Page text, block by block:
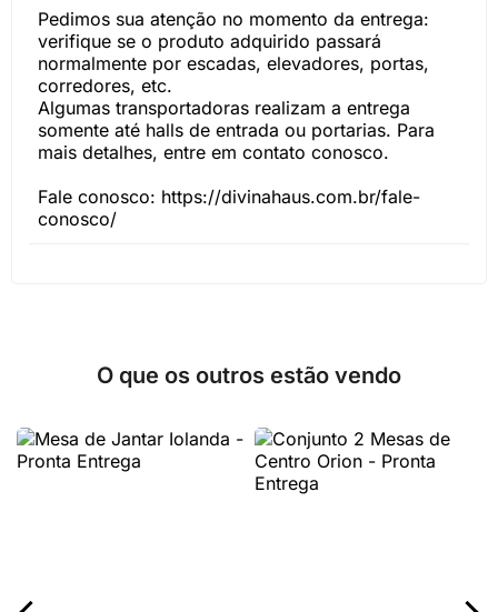
Pedimos sua atenção no momento da entrega:
verifique se o produto adquirido passará
normalmente por escadas, elevadores, portas,
corredores, etc.
Algumas transportadoras realizam a entrega
somente até halls de entrada ou portarias. Para
mais detalhes, entre em contato conosco.
Fale conosco: https://divinahaus.com.br/fale-
conosco/
O que os outros estão vendo